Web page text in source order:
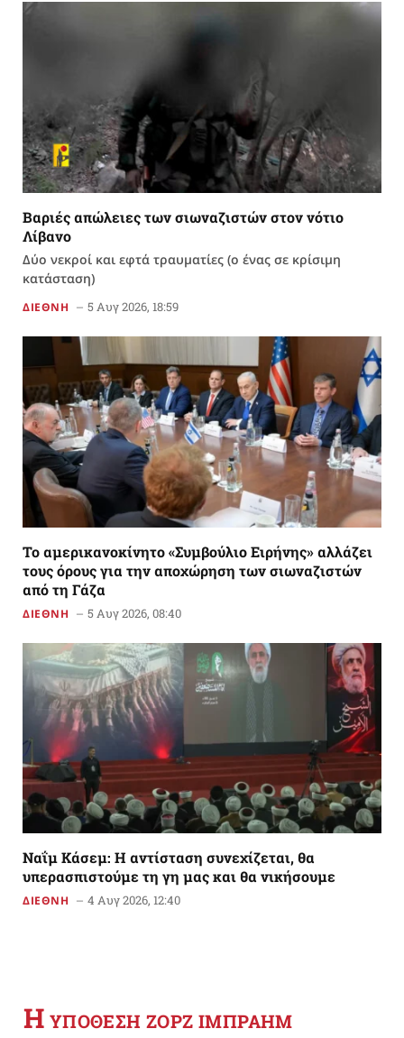
Βαριές απώλειες των σιωναζιστών στον νότιο
Λίβανο
Δύο νεκροί και εφτά τραυματίες (ο ένας σε κρίσιμη
κατάσταση)
ΔΙΕΘΝΗ 5 Αυγ 2026, 18:59
Το αμερικανoκίνητο «Συμβούλιο Ειρήνης» αλλάζει
τους όρους για την αποχώρηση των σιωναζιστών
από τη Γάζα
ΔΙΕΘΝΗ 5 Αυγ 2026, 08:40
Ναΐμ Κάσεμ: Η αντίσταση συνεχίζεται, θα
υπερασπιστούμε τη γη μας και θα νικήσουμε
ΔΙΕΘΝΗ 4 Αυγ 2026, 12:40
Η YΠΟΘΕΣΗ ΖΟΡΖ ΙΜΠΡΑΗΜ